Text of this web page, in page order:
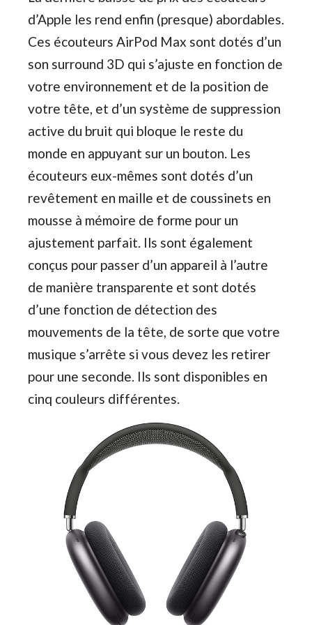
d’Apple les rend enfin (presque) abordables.
Ces écouteurs AirPod Max sont dotés d’un
son surround 3D qui s’ajuste en fonction de
votre environnement et de la position de
votre tête, et d’un système de suppression
active du bruit qui bloque le reste du
monde en appuyant sur un bouton. Les
écouteurs eux-mêmes sont dotés d’un
revêtement en maille et de coussinets en
mousse à mémoire de forme pour un
ajustement parfait. Ils sont également
conçus pour passer d’un appareil à l’autre
de manière transparente et sont dotés
d’une fonction de détection des
mouvements de la tête, de sorte que votre
musique s’arrête si vous devez les retirer
pour une seconde. Ils sont disponibles en
cinq couleurs différentes.